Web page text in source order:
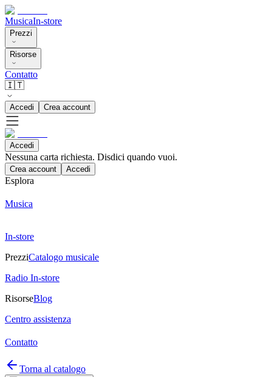
MusicaIn-store
Prezzi
Risorse
Contatto
🇮🇹
Accedi Crea account
Accedi
Nessuna carta richiesta. Disdici quando vuoi.
Crea account Accedi
Esplora
Musica
In-store
PrezziCatalogo musicale
Radio In-store
RisorseBlog
Centro assistenza
Contatto
Torna al catalogo